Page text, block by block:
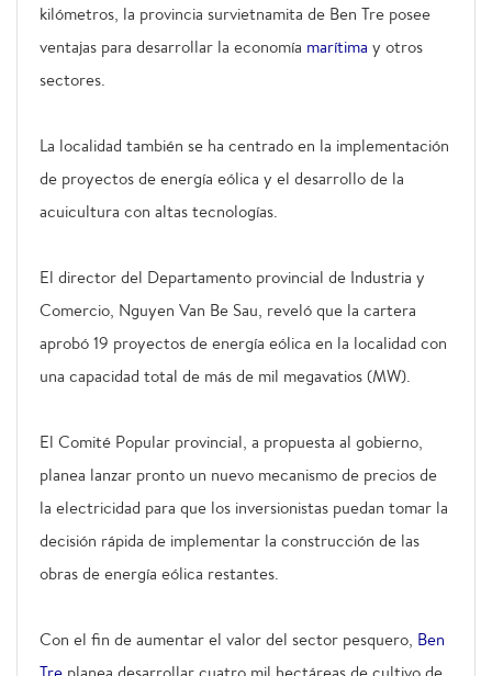
kilómetros, la provincia survietnamita de Ben Tre posee
ventajas para desarrollar la economía marítima y otros
sectores.
La localidad también se ha centrado en la implementación
de proyectos de energía eólica y el desarrollo de la
acuicultura con altas tecnologías.
El director del Departamento provincial de Industria y
Comercio, Nguyen Van Be Sau, reveló que la cartera
aprobó 19 proyectos de energía eólica en la localidad con
una capacidad total de más de mil megavatios (MW).
El Comité Popular provincial, a propuesta al gobierno,
planea lanzar pronto un nuevo mecanismo de precios de
la electricidad para que los inversionistas puedan tomar la
decisión rápida de implementar la construcción de las
obras de energía eólica restantes.
Con el fin de aumentar el valor del sector pesquero, Ben